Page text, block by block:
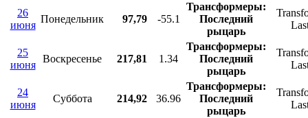
26
июня
Понедельник 97,79 -55.1
Трансформеры:
Последний
рыцарь
25
июня
Воскресенье 217,81 1.34
Трансформеры:
Последний
рыцарь
24
июня
Суббота 214,92 36.96
Трансформеры:
Последний
рыцарь